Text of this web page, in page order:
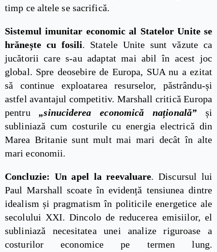
timp ce altele se sacrifică.
Sistemul imunitar economic al Statelor Unite se
hrănește cu fosili. Statele Unite sunt văzute ca
jucătorii care s-au adaptat mai abil în acest joc
global. Spre deosebire de Europa, SUA nu a ezitat
să continue exploatarea resurselor, păstrându-și
astfel avantajul competitiv. Marshall critică Europa
pentru„sinuciderea economică națională” și
subliniază cum costurile cu energia electrică din
Marea Britanie sunt mult mai mari decât în alte
mari economii.
Concluzie: Un apel la reevaluare. Discursul lui
Paul Marshall scoate în evidență tensiunea dintre
idealism și pragmatism în politicile energetice ale
secolului XXI. Dincolo de reducerea emisiilor, el
subliniază necesitatea unei analize riguroase a
costurilor economice pe termen lung.